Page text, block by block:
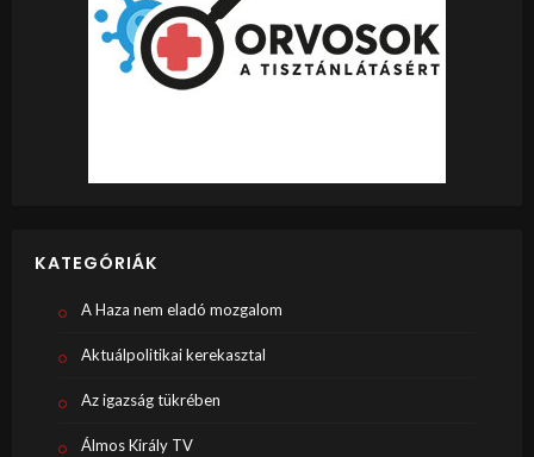
KATEGÓRIÁK
A Haza nem eladó mozgalom
Aktuálpolitikai kerekasztal
Az igazság tükrében
Álmos Király TV